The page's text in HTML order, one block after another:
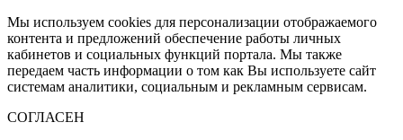
Мы используем cookies для персонализации отображаемого
контента и предложений обеспечение работы личных
кабинетов и социальных функций портала. Мы также
передаем часть информации о том как Вы используете сайт
системам аналитики, социальным и рекламным сервисам.
СОГЛАСЕН